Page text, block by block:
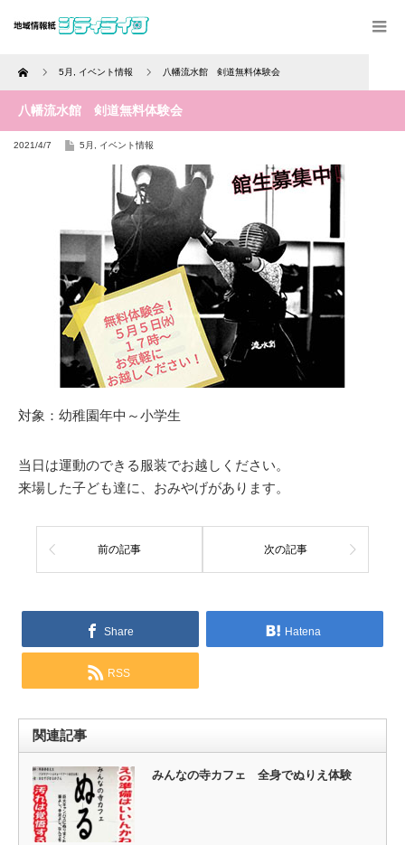
Home 5月 イベント情報 八幡流水館 剣道無料体験会
八幡流水館 剣道無料体験会
2021/4/7 5月 イベント情報
対象：幼稚園年中～小学生
当日は運動のできる服装でお越しください。
来場した子ども達に、おみやげがあります。
前の記事 次の記事
Share Hatena
RSS
関連記事
みんなの寺カフェ 全身でぬりえ体験